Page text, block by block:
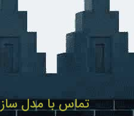
تماس با مدل ساز